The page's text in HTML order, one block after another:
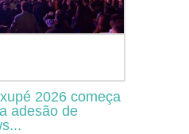
2026 começa
adesão de